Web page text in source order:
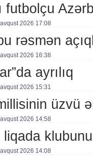
futbolçu
2026 17:08
rəsmən
2026 16:38
ayrılıq
2026 15:31
üzvü
2026 14:58
liqada
2026 14:08